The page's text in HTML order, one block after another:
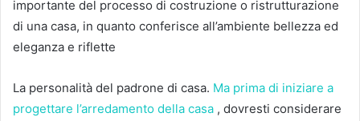
importante del processo di costruzione o ristrutturazione
di una casa, in quanto conferisce all’ambiente bellezza ed
eleganza e riflette
La personalità del padrone di casa. Ma prima di iniziare a
progettare l’arredamento della casa , dovresti considerare